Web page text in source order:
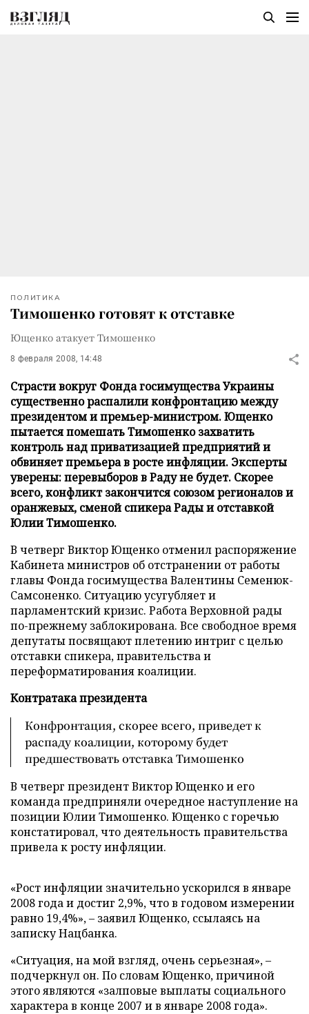
ПОЛИТИКА
Тимошенко готовят к отставке
Ющенко атакует Тимошенко
8 февраля 2008, 14:48
Страсти вокруг Фонда госимущества Украины
существенно распалили конфронтацию между
президентом и премьер-министром. Ющенко
пытается помешать Тимошенко захватить
контроль над приватизацией предприятий и
обвиняет премьера в росте инфляции. Эксперты
уверены: перевыборов в Раду не будет. Скорее
всего, конфликт закончится союзом регионалов и
оранжевых, сменой спикера Рады и отставкой
Юлии Тимошенко.
В четверг Виктор Ющенко отменил распоряжение
Кабинета министров об отстранении от работы
главы Фонда госимущества Валентины Семенюк-
Cамсоненко. Ситуацию усугубляет и
парламентский кризис. Работа Верховной рады
по-прежнему заблокирована. Все свободное время
депутаты посвящают плетению интриг с целью
отставки спикера, правительства и
переформатирования коалиции.
Контратака президента
Конфронтация, скорее всего, приведет к
распаду коалиции, которому будет
предшествовать отставка Тимошенко
В четверг президент Виктор Ющенко и его
команда предприняли очередное наступление на
позиции Юлии Тимошенко. Ющенко с горечью
констатировал, что деятельность правительства
привела к росту инфляции.
«Рост инфляции значительно ускорился в январе
2008 года и достиг 2,9%, что в годовом измерении
равно 19,4%», – заявил Ющенко, ссылаясь на
записку Нацбанка.
«Ситуация, на мой взгляд, очень серьезная», –
подчеркнул он. По словам Ющенко, причиной
этого являются «залповые выплаты социального
характера в конце 2007 и в январе 2008 года».